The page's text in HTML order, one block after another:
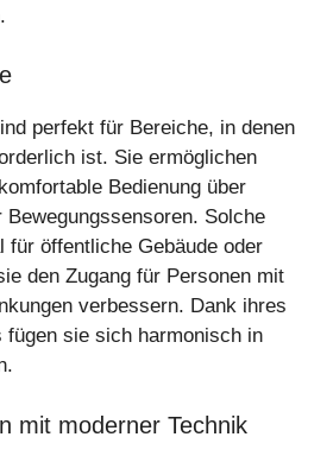
perfekt für Bereiche, in denen
ist. Sie ermöglichen
Bedienung über
Bewegungssensoren. Solche
für öffentliche Gebäude oder
den Zugang für Personen mit
verbessern. Dank ihres
fügen sie sich harmonisch in
mit moderner Technik